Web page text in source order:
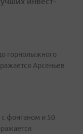
горнолыжного
Арсеньев
фонтаном и 50